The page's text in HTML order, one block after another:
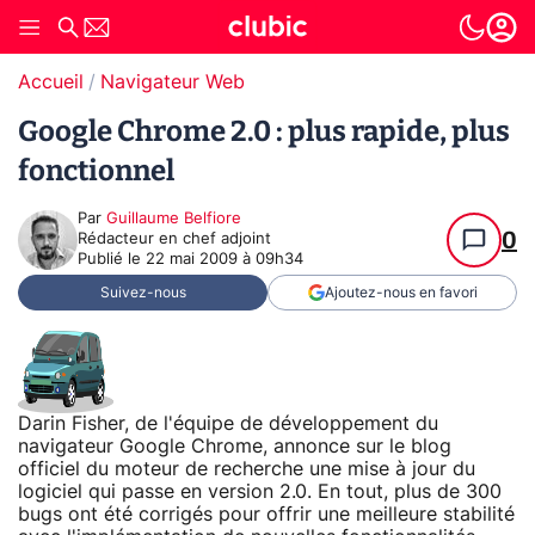
Accueil Navigateur Web
Google Chrome 2.0 : plus rapide, plus
fonctionnel
Par Guillaume Belfiore
Rédacteur en chef adjoint
Publié le 22 mai 2009 à 09h34
0
Suivez-nous Ajoutez-nous en favori
Darin Fisher, de l'équipe de développement du
navigateur Google Chrome, annonce sur le blog
officiel du moteur de recherche une mise à jour du
logiciel qui passe en version 2.0. En tout, plus de 300
bugs ont été corrigés pour offrir une meilleure stabilité